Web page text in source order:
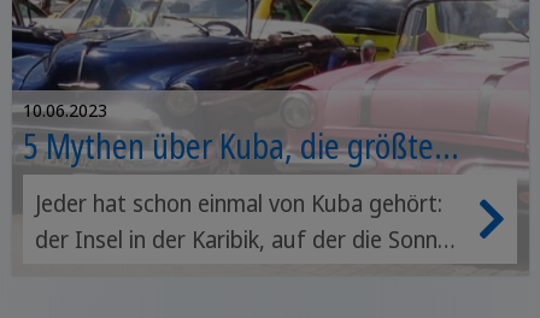
10.06.2023
5 Mythen über Kuba, die größte
Karibikinsel
Jeder hat schon einmal von Kuba gehört:
der Insel in der Karibik, auf der die Sonne
immer scheint, nur alte Autos fahren und